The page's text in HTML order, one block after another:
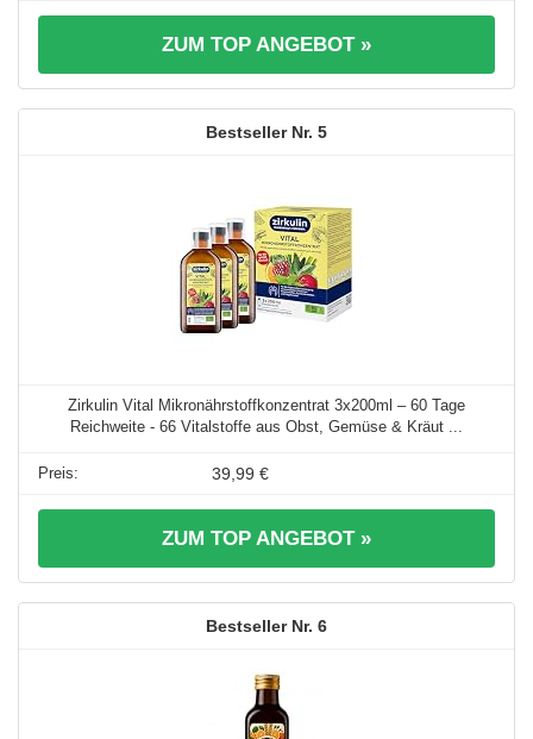
ZUM TOP ANGEBOT »
5
Zirkulin Vital Mikronährstoffkonzentrat 3x200ml – 60 Tage
Reichweite - 66 Vitalstoffe aus Obst, Gemüse & Kräut ...
39,99 €
ZUM TOP ANGEBOT »
6